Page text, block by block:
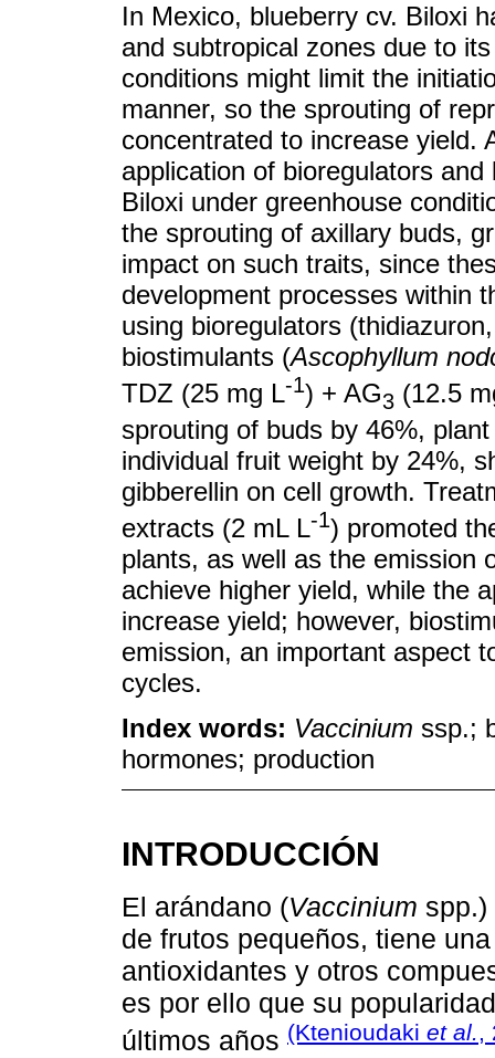
In Mexico, blueberry cv. Biloxi
and subtropical zones due to
conditions might limit the
manner, so the sprouting of
concentrated to increase yield.
application of bioregulators
Biloxi under greenhouse
the sprouting of axillary buds,
impact on such traits, since
development processes within
using bioregulators
biostimulants (Ascophyllum
TDZ (25 mg L-1) + AG3 (12.5
sprouting of buds by 46%,
individual fruit weight by 24%,
gibberellin on cell growth.
extracts (2 mL L-1) promoted
plants, as well as the emission
achieve higher yield, while the
increase yield; however,
emission, an important aspect
cycles.
Index words: Vaccinium ssp.;
hormones; production
INTRODUCCIÓN
El arándano (Vaccinium
de frutos pequeños, tiene
antioxidantes y otros
es por ello que su
últimos años (Ktenioudaki et al.,